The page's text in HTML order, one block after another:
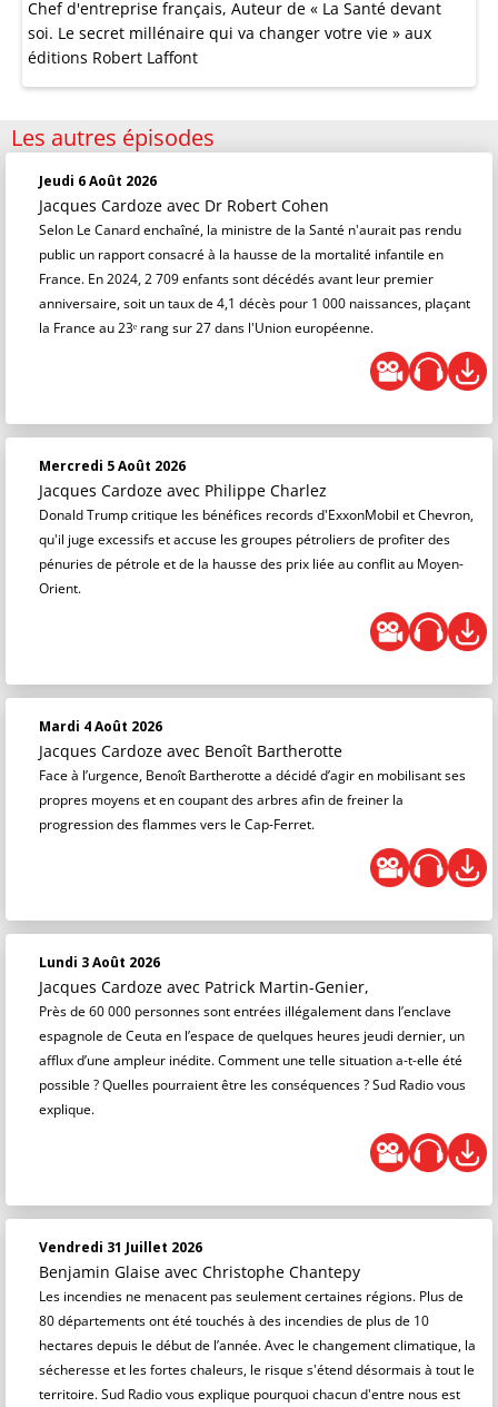
Chef d'entreprise français, Auteur de « La Santé devant
soi. Le secret millénaire qui va changer votre vie » aux
éditions Robert Laffont
Les autres épisodes
Jeudi 6 Août 2026
Jacques Cardoze avec Dr Robert Cohen
Selon Le Canard enchaîné, la ministre de la Santé n'aurait pas rendu
public un rapport consacré à la hausse de la mortalité infantile en
France. En 2024, 2 709 enfants sont décédés avant leur premier
anniversaire, soit un taux de 4,1 décès pour 1 000 naissances, plaçant
la France au 23ᵉ rang sur 27 dans l'Union européenne.
Mercredi 5 Août 2026
Jacques Cardoze avec Philippe Charlez
Donald Trump critique les bénéfices records d'ExxonMobil et Chevron,
qu'il juge excessifs et accuse les groupes pétroliers de profiter des
pénuries de pétrole et de la hausse des prix liée au conflit au Moyen-
Orient.
Mardi 4 Août 2026
Jacques Cardoze avec Benoît Bartherotte
Face à l’urgence, Benoît Bartherotte a décidé d’agir en mobilisant ses
propres moyens et en coupant des arbres afin de freiner la
progression des flammes vers le Cap-Ferret.
Lundi 3 Août 2026
Jacques Cardoze avec Patrick Martin-Genier,
Près de 60 000 personnes sont entrées illégalement dans l’enclave
espagnole de Ceuta en l’espace de quelques heures jeudi dernier, un
afflux d’une ampleur inédite. Comment une telle situation a-t-elle été
possible ? Quelles pourraient être les conséquences ? Sud Radio vous
explique.
Vendredi 31 Juillet 2026
Benjamin Glaise avec Christophe Chantepy
Les incendies ne menacent pas seulement certaines régions. Plus de
80 départements ont été touchés à des incendies de plus de 10
hectares depuis le début de l’année. Avec le changement climatique, la
sécheresse et les fortes chaleurs, le risque s'étend désormais à tout le
territoire. Sud Radio vous explique pourquoi chacun d'entre nous est